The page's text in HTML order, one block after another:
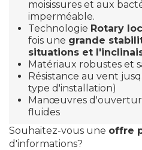
moisissures et aux
imperméable.
Technologie Rotary
fois une grande
situations et
Matériaux robustes et
Résistance au vent
type d'installation)
Manœuvres
fluides
Souhaitez-vous une offre
d'informations?